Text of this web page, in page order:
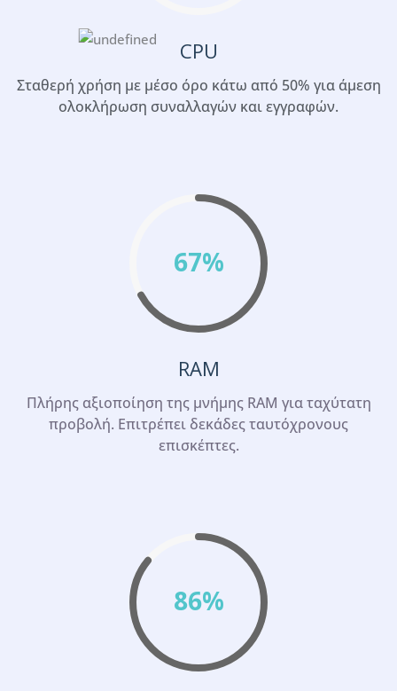
CPU
Σταθερή χρήση με μέσο όρο κάτω από 50% για άμεση
ολοκλήρωση συναλλαγών και εγγραφών.
67%
RAM
Πλήρης αξιοποίηση της μνήμης RAM για ταχύτατη
προβολή. Επιτρέπει δεκάδες ταυτόχρονους
επισκέπτες.
86%